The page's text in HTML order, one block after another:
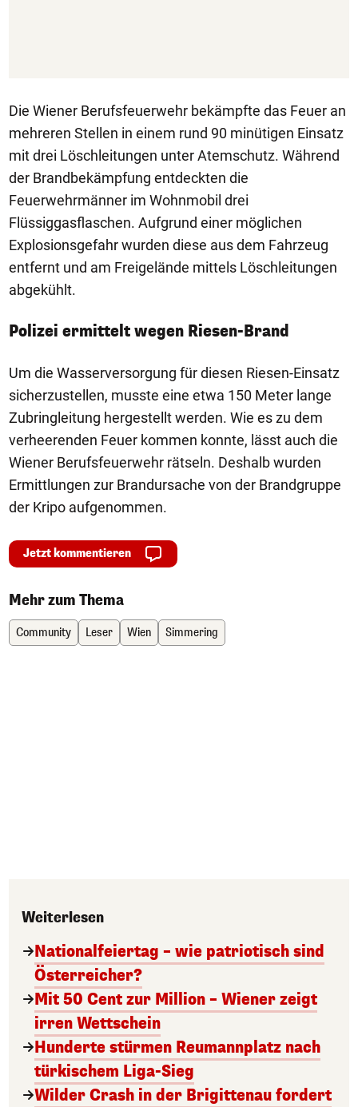
Die Wiener Berufsfeuerwehr bekämpfte das Feuer an
mehreren Stellen in einem rund 90 minütigen Einsatz
mit drei Löschleitungen unter Atemschutz. Während
der Brandbekämpfung entdeckten die
Feuerwehrmänner im Wohnmobil drei
Flüssiggasflaschen. Aufgrund einer möglichen
Explosionsgefahr wurden diese aus dem Fahrzeug
entfernt und am Freigelände mittels Löschleitungen
abgekühlt.
Polizei ermittelt wegen Riesen-Brand
Um die Wasserversorgung für diesen Riesen-Einsatz
sicherzustellen, musste eine etwa 150 Meter lange
Zubringleitung hergestellt werden. Wie es zu dem
verheerenden Feuer kommen konnte, lässt auch die
Wiener Berufsfeuerwehr rätseln. Deshalb wurden
Ermittlungen zur Brandursache von der Brandgruppe
der Kripo aufgenommen.
Jetzt kommentieren
Mehr zum Thema
Community Leser Wien Simmering
Weiterlesen
Nationalfeiertag – wie patriotisch sind
Österreicher?
Mit 50 Cent zur Million – Wiener zeigt
irren Wettschein
Hunderte stürmen Reumannplatz nach
türkischem Liga-Sieg
Wilder Crash in der Brigittenau fordert